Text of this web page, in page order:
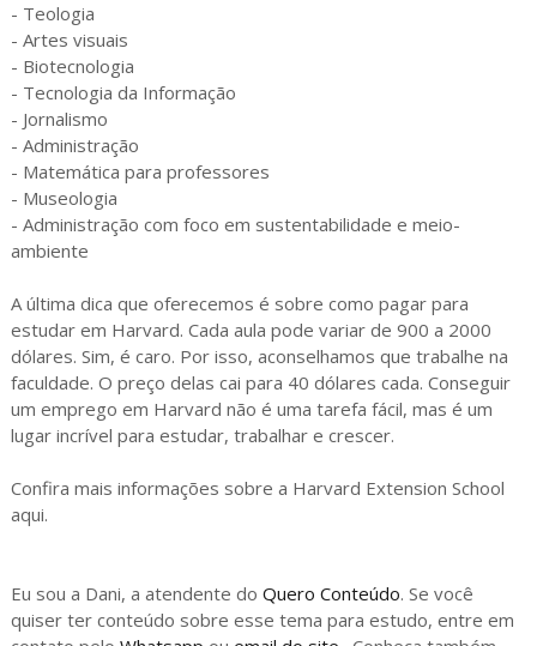
- Teologia
- Artes visuais
- Biotecnologia
- Tecnologia da Informação
- Jornalismo
- Administração
- Matemática para professores
- Museologia
- Administração com foco em sustentabilidade e meio-
ambiente
A última dica que oferecemos é sobre como pagar para
estudar em Harvard. Cada aula pode variar de 900 a 2000
dólares. Sim, é caro. Por isso, aconselhamos que trabalhe na
faculdade. O preço delas cai para 40 dólares cada. Conseguir
um emprego em Harvard não é uma tarefa fácil, mas é um
lugar incrível para estudar, trabalhar e crescer.
Confira mais informações sobre a Harvard Extension School
aqui.
Eu sou a Dani, a atendente do Quero Conteúdo. Se você
quiser ter conteúdo sobre esse tema para estudo, entre em